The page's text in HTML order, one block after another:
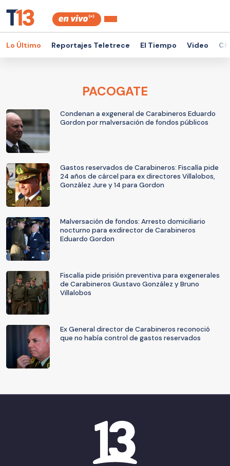
Lo Último Reportajes Teletrece El Tiempo Video
PACOGATE
Condenan a exgeneral de Carabineros Eduardo
Gordon por malversación de fondos públicos
Gastos reservados de Carabineros: Fiscalía pide
24 años de cárcel para ex directores Villalobos,
González Jure y 14 para Gordon
Malversación de fondos: Arresto domiciliario
nocturno para exdirector de Carabineros
Eduardo Gordon
Fiscalía pide prisión preventiva para exgenerales
de Carabineros Gustavo González y Bruno
Villalobos
Ex General director de Carabineros reconoció
que no había control de gastos reservados